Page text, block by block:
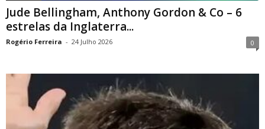
Jude Bellingham, Anthony Gordon & Co – 6
estrelas da Inglaterra...
Rogério Ferreira - 24 Julho 2026 0